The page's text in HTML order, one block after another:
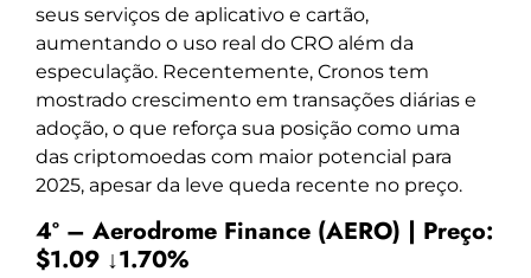
seus serviços de aplicativo e cartão,
aumentando o uso real do CRO além da
especulação. Recentemente, Cronos tem
mostrado crescimento em transações diárias e
adoção, o que reforça sua posição como uma
das criptomoedas com maior potencial para
2025, apesar da leve queda recente no preço.
4º – Aerodrome Finance (AERO) | Preço:
$1.09 ↓1.70%